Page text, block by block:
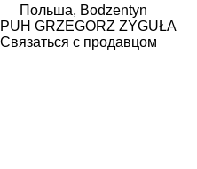
Польша, Bodzentyn
PUH GRZEGORZ ZYGUŁA
Связаться с продавцом